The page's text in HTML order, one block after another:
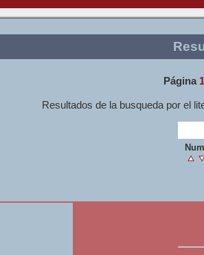
Página
Resultados de la busqueda por el